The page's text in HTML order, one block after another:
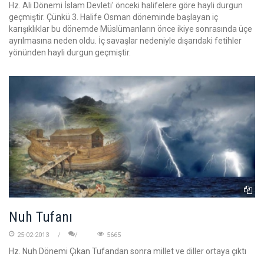
Hz. Ali Dönemi İslam Devleti' önceki halifelere göre hayli durgun
geçmiştir. Çünkü 3. Halife Osman döneminde başlayan iç
karışıklıklar bu dönemde Müslümanların önce ikiye sonrasında üçe
ayrılmasına neden oldu. İç savaşlar nedeniyle dışarıdaki fetihler
yönünden hayli durgun geçmiştir.
Nuh Tufanı
25-02-2013 5665
Hz. Nuh Dönemi Çıkan Tufandan sonra millet ve diller ortaya çıktı